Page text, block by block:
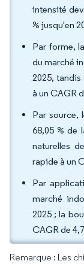
intensité
% jusqu'en
Par forme,
du marché
2025,
à un CAGR
Par source,
68,05 % de
naturelles
rapide à un
Par
marché
2025 ; la
CAGR de
Remarque : Les